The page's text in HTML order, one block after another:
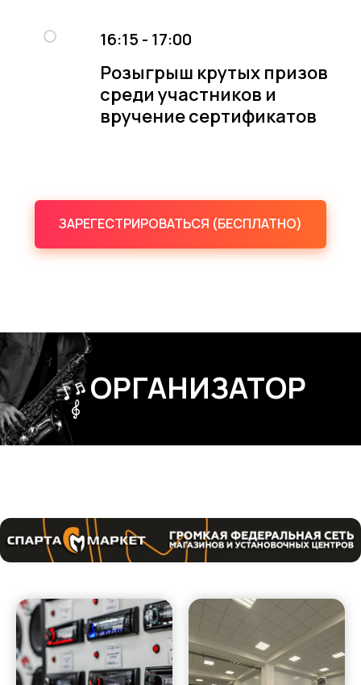
16:15 - 17:00
Розыгрыш крутых призов
среди участников и
вручение сертификатов
ЗАРЕГЕСТРИРОВАТЬСЯ (БЕСПЛАТНО)
ОРГАНИЗАТОР